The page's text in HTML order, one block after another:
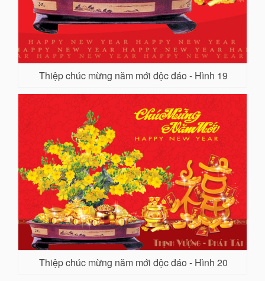
Thiệp chúc mừng năm mới độc đáo - Hình 19
Thiệp chúc mừng năm mới độc đáo - Hình 20